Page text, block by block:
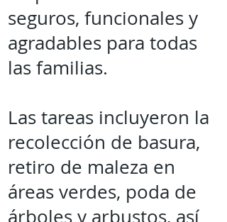
seguros, funcionales y
agradables para todas
las familias.
Las tareas incluyeron la
recolección de basura,
retiro de maleza en
áreas verdes, poda de
árboles y arbustos, así